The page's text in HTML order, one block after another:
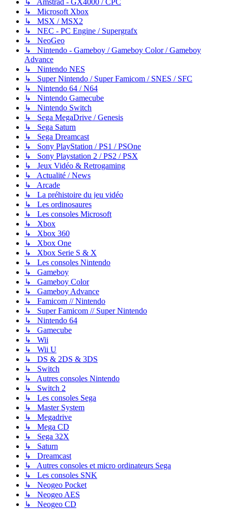
↳ Microsoft Xbox
↳ MSX / MSX2
↳ NEC - PC Engine / Supergrafx
↳ NeoGeo
↳ Nintendo - Gameboy / Gameboy Color / Gameboy
Advance
↳ Nintendo NES
↳ Super Nintendo / Super Famicom / SNES / SFC
↳ Nintendo 64 / N64
↳ Nintendo Gamecube
↳ Nintendo Switch
↳ Sega MegaDrive / Genesis
↳ Sega Saturn
↳ Sega Dreamcast
↳ Sony PlayStation / PS1 / PSOne
↳ Sony Playstation 2 / PS2 / PSX
↳ Jeux Vidéo & Retrogaming
↳ Actualité / News
↳ Arcade
↳ La préhistoire du jeu vidéo
↳ Les ordinosaures
↳ Les consoles Microsoft
↳ Xbox
↳ Xbox 360
↳ Xbox One
↳ Xbox Serie S & X
↳ Les consoles Nintendo
↳ Gameboy
↳ Gameboy Color
↳ Gameboy Advance
↳ Famicom // Nintendo
↳ Super Famicom // Super Nintendo
↳ Nintendo 64
↳ Gamecube
↳ Wii
↳ Wii U
↳ DS & 2DS & 3DS
↳ Switch
↳ Autres consoles Nintendo
↳ Switch 2
↳ Les consoles Sega
↳ Master System
↳ Megadrive
↳ Mega CD
↳ Sega 32X
↳ Saturn
↳ Dreamcast
↳ Autres consoles et micro ordinateurs Sega
↳ Les consoles SNK
↳ Neogeo Pocket
↳ Neogeo AES
↳ Neogeo CD